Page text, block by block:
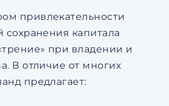
привлекательности
сохранения капитала
при владении и
В отличие от многих
предлагает: